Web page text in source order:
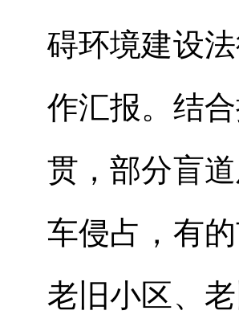
碍环境建设
作汇报。结
贯，部分盲
车侵占，有
老旧小区、